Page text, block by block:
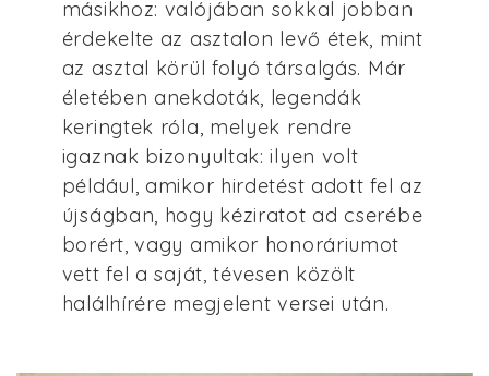
másikhoz: valójában sokkal jobban
érdekelte az asztalon levő étek, mint
az asztal körül folyó társalgás. Már
életében anekdoták, legendák
keringtek róla, melyek rendre
igaznak bizonyultak: ilyen volt
például, amikor hirdetést adott fel az
újságban, hogy kéziratot ad cserébe
borért, vagy amikor honoráriumot
vett fel a saját, tévesen közölt
halálhírére megjelent versei után.